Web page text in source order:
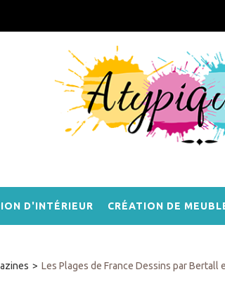
D'INTÉRIEUR CRÉATION DE
> Les Plages de France Dessins par Bertall